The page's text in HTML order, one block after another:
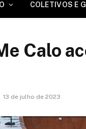
COLETIVOS E
Calo
13 de julho de 2023